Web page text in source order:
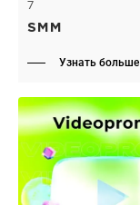
7
SMM
Узнать больше